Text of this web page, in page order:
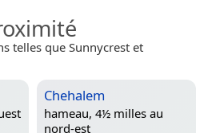
telles que Sunnycrest et
Chehalem
hameau, 4½ milles au
nord-est